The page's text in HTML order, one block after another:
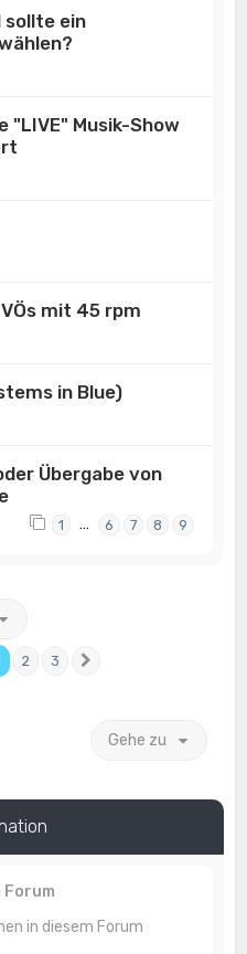
sollte ein
"LIVE" Musik-Show
mit 45 rpm
in Blue)
Übergabe von
1 … 6 7 8 9
2 3
Gehe zu
Forum
in diesem Forum